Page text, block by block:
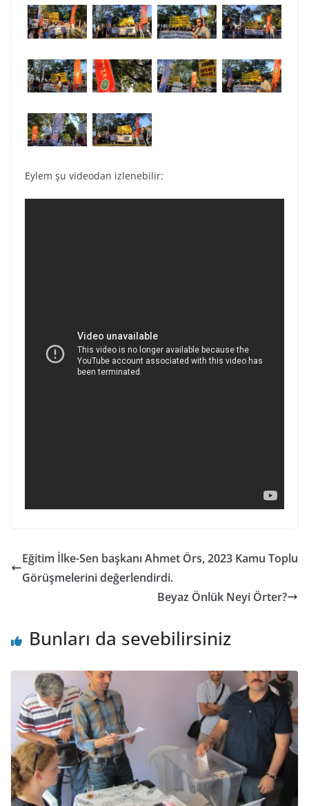
Eylem şu videodan izlenebilir:
Eğitim İlke-Sen başkanı Ahmet Örs, 2023 Kamu Toplu
Görüşmelerini değerlendirdi.
Beyaz Önlük Neyi Örter?
Bunları da sevebilirsiniz